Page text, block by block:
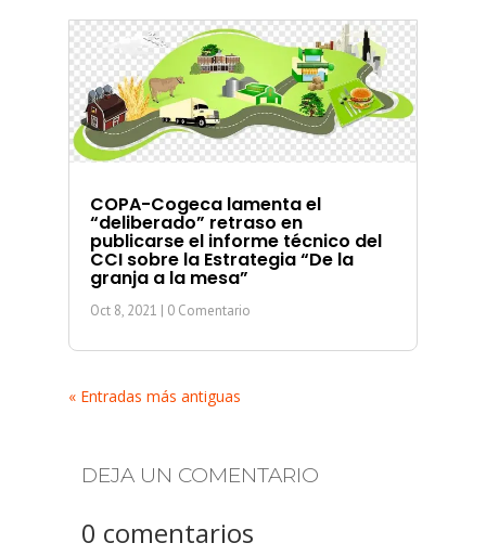
COPA-Cogeca lamenta el
“deliberado” retraso en
publicarse el informe técnico del
CCI sobre la Estrategia “De la
granja a la mesa”
Oct 8, 2021 | 0 Comentario
« Entradas más antiguas
DEJA UN COMENTARIO
0 comentarios